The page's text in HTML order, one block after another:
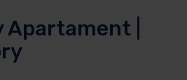
|